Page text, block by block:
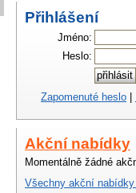
Přihlášení
Jméno:
Heslo:
Zapomenuté heslo |
Akční nabídky
Momentálně žádné
Všechny akční